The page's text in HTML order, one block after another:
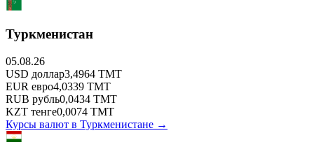
Туркменистан
05.08.26
USD доллар3,4964 TMT
EUR евро4,0339 TMT
RUB рубль0,0434 TMT
KZT тенге0,0074 TMT
Курсы валют в Туркменистане →